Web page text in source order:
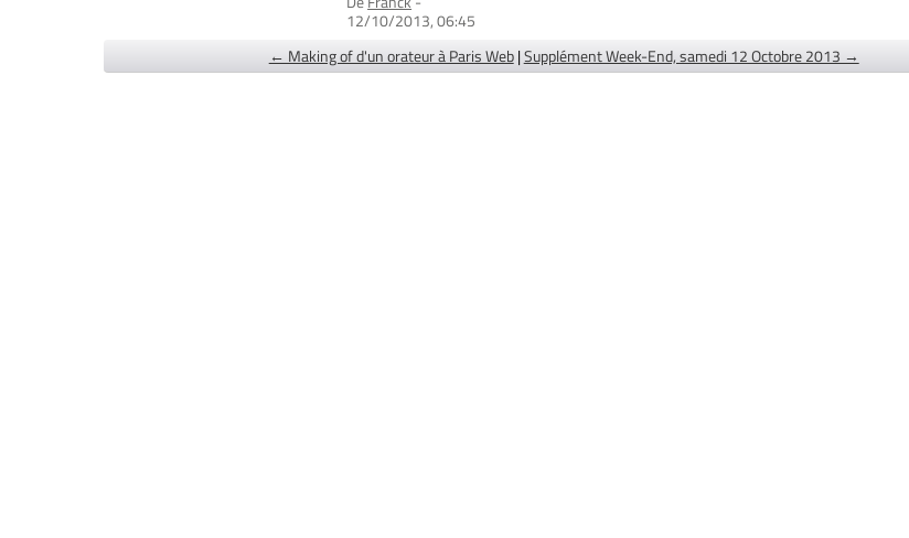
12/10/2013, 06:45
← Making of d'un orateur à Paris Web |Supplément Week-End, samedi 12 Octobre 2013 →